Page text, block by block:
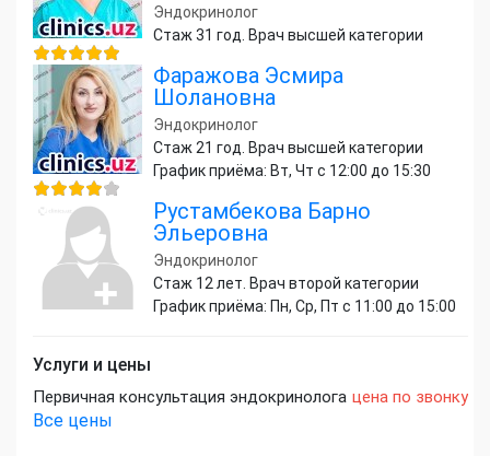
Эндокринолог
Стаж 31 год. Врач высшей категории
Фаражова Эсмира
Шолановна
Эндокринолог
Стаж 21 год. Врач высшей категории
График приёма: Вт, Чт с 12:00 до 15:30
Рустамбекова Барно
Эльеровна
Эндокринолог
Стаж 12 лет. Врач второй категории
График приёма: Пн, Ср, Пт с 11:00 до 15:00
Услуги и цены
Первичная консультация эндокринолога цена по звонку
Все цены